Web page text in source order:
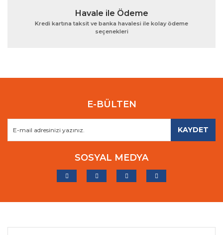
Havale ile Ödeme
Kredi kartına taksit ve banka havalesi ile kolay ödeme
seçenekleri
E-BÜLTEN
KAYDET
SOSYAL MEDYA